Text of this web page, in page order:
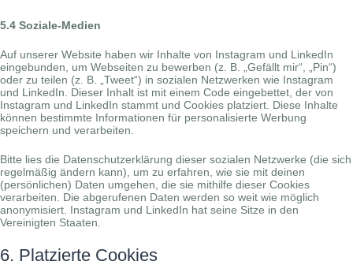
5.4 Soziale-Medien
Auf unserer Website haben wir Inhalte von Instagram und LinkedIn
eingebunden, um Webseiten zu bewerben (z. B. „Gefällt mir“, „Pin“)
oder zu teilen (z. B. „Tweet“) in sozialen Netzwerken wie Instagram
und LinkedIn. Dieser Inhalt ist mit einem Code eingebettet, der von
Instagram und LinkedIn stammt und Cookies platziert. Diese Inhalte
können bestimmte Informationen für personalisierte Werbung
speichern und verarbeiten.
Bitte lies die Datenschutzerklärung dieser sozialen Netzwerke (die sich
regelmäßig ändern kann), um zu erfahren, wie sie mit deinen
(persönlichen) Daten umgehen, die sie mithilfe dieser Cookies
verarbeiten. Die abgerufenen Daten werden so weit wie möglich
anonymisiert. Instagram und LinkedIn hat seine Sitze in den
Vereinigten Staaten.
6. Platzierte Cookies